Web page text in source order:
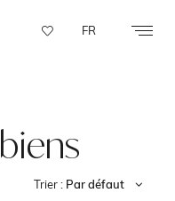
FR
biens
Trier : Par défaut